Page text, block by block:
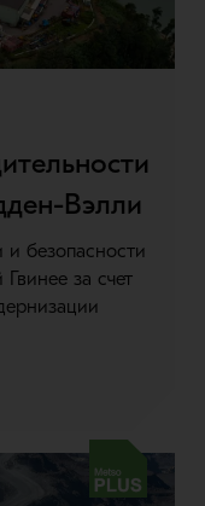
Вэлли
безопасности
за счет